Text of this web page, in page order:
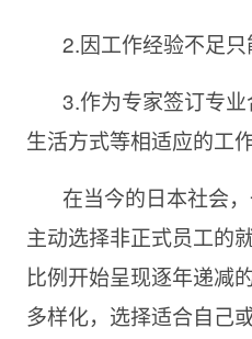
2.因工作经验不足
3.作为专家签订专业
生活方式等相适应的工
在当今的日本社会
主动选择非正式员工的
比例开始呈现逐年递减
多样化，选择适合自己